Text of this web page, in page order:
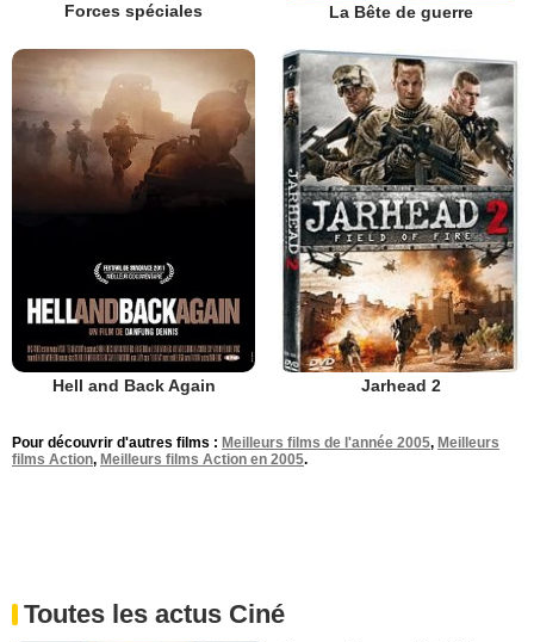
Forces spéciales La Bête de guerre
Hell and Back Again Jarhead 2
Pour découvrir d'autres films : Meilleurs films de l'année 2005, Meilleurs
films Action, Meilleurs films Action en 2005.
Toutes les actus Ciné